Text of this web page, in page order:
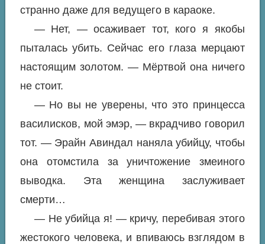
странно даже для ведущего в караоке.
— Нет, — осаживает тот, кого я якобы
пыталась убить. Сейчас его глаза мерцают
настоящим золотом. — Мёртвой она ничего
не стоит.
— Но вы не уверены, что это принцесса
василисков, мой эмэр, — вкрадчиво говорил
тот. — Эрайн Авиндал наняла убийцу, чтобы
она отомстила за уничтожение змеиного
выводка. Эта женщина заслуживает
смерти…
— Не убийца я! — кричу, перебивая этого
жестокого человека, и впиваюсь взглядом в